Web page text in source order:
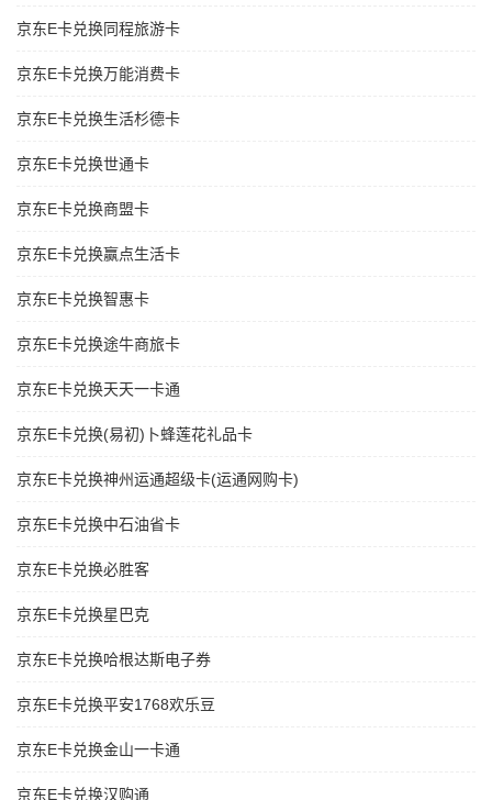
京东E卡兑换同程旅游卡
京东E卡兑换万能消费卡
京东E卡兑换生活杉德卡
京东E卡兑换世通卡
京东E卡兑换商盟卡
京东E卡兑换赢点生活卡
京东E卡兑换智惠卡
京东E卡兑换途牛商旅卡
京东E卡兑换天天一卡通
京东E卡兑换(易初)卜蜂莲花礼品卡
京东E卡兑换神州运通超级卡(运通网购卡)
京东E卡兑换中石油省卡
京东E卡兑换必胜客
京东E卡兑换星巴克
京东E卡兑换哈根达斯电子券
京东E卡兑换平安1768欢乐豆
京东E卡兑换金山一卡通
京东E卡兑换汉购通